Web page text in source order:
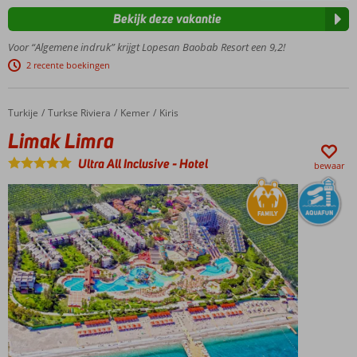
Afrikaanse
Gelegen in
Meloneras
5 zwembaden en 2
Halfpension
en
ook
mogelijk
Voor “Algemene indruk” krijgt Lopesan Baobab Resort een 9,2!
2 recente boekingen
Bekijk deze vakantie
Home
Turkije Turkse Riviera Kemer Kiris
Limak Limra
Limak Limra
Ultra All Inclusive-Hotel bewaar